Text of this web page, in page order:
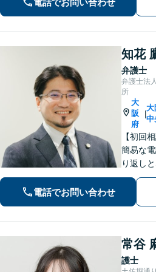
くお気
知花
弁護士
弁護士法
所
大
阪
府
|
大
中
【初回
簡易な
り返し
依頼者
精神的
まいり
電話でお問い合わせ
常谷
護士